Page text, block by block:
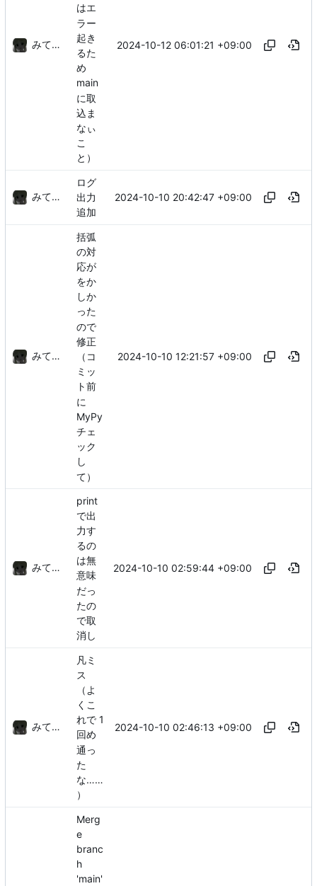
みてるぞ
はエ
ラー
起き
るた
め
main
に取
込ま
なぃ
こ
と）
2024-10-12 06:01:21 +09:00
みてるぞ
ログ
出力
追加
2024-10-10 20:42:47 +09:00
みてるぞ
括弧
の対
応が
をか
しか
った
ので
修正
（コ
ミッ
ト前
に
MyPy
チェ
ック
し
て）
2024-10-10 12:21:57 +09:00
みてるぞ
print
で出
力す
るの
は無
意味
だっ
たの
で取
消し
2024-10-10 02:59:44 +09:00
みてるぞ
凡ミ
ス
（よ
くこ
れで 1
回め
通っ
た
な……
）
2024-10-10 02:46:13 +09:00
Merg
e
branc
h
'main'